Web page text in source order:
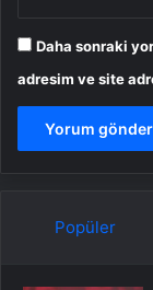
Daha sonraki
adresim ve site
Popüler